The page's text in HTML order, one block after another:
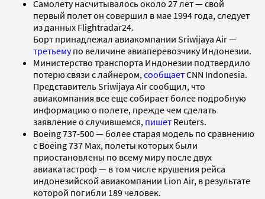
Самолету насчитывалось около 27 лет — свой
первый полет он совершил в мае 1994 года, следует
из данных Flightradar24.
Борт принадлежал авиакомпании Sriwijaya Air —
третьемупо величине авиаперевозчику Индонезии.
Министерство транспорта Индонезии подтвердило
потерю связи с лайнером, сообщаетCNN Indonesia.
Представитель Sriwijaya Air сообщил, что
авиакомпания все еще собирает более подробную
информацию о полете, прежде чем сделать
заявление о случившемся, пишет Reuters.
Boeing 737-500 —более старая модель по сравнению
с Boeing737 Max, полеты которых были
приостановлены по всему миру после двух
авиакатастроф — в том числе крушения рейса
индонезийской авиакомпании Lion Air, в результате
которой погибли 189 человек.